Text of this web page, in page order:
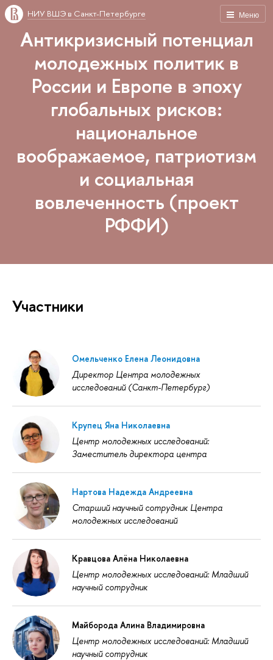
Меню
НИУ ВШЭ в Санкт-Петербурге
Антикризисный потенциал
молодежных политик в
России и Европе в эпоху
глобальных рисков:
национальное
воображаемое, патриотизм
и социальная
вовлеченность (проект
РФФИ)
Участники
Омельченко Елена Леонидовна
Директор Центра молодежных
исследований (Санкт-Петербург)
Крупец Яна Николаевна
Центр молодежных исследований:
Заместитель директора центра
Нартова Надежда Андреевна
Старший научный сотрудник Центра
молодежных исследований
Кравцова Алёна Николаевна
Центр молодежных исследований: Младший
научный сотрудник
Майборода Алина Владимировна
Центр молодежных исследований: Младший
научный сотрудник